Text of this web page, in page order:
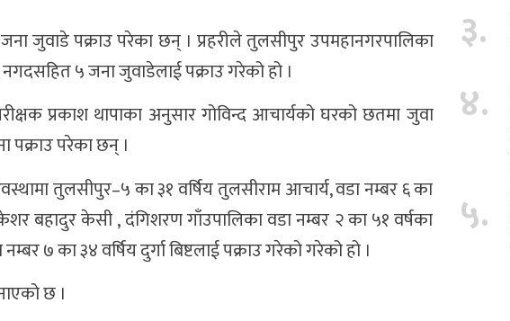
जुवाडे पक्राउ परेका छन् । प्रहरीले तुलसीपुर उपमहानगरपालिका
५ जना जुवाडेलाई पक्राउ गरेको हो ।
प्रकाश थापाका अनुसार गोविन्द आचार्यको घरको छतमा जुवा
पक्राउ परेका छन् ।
तुलसीपुर–५ का ३१ वर्षिय तुलसीराम आचार्य, वडा नम्बर ६ का
बहादुर केसी , दंगिशरण गाँउपालिका वडा नम्बर २ का ५१ वर्षका
७ का ३४ वर्षिय दुर्गा बिष्टलाई पक्राउ गरेको गरेको हो ।
छ ।
३.
४.
५.